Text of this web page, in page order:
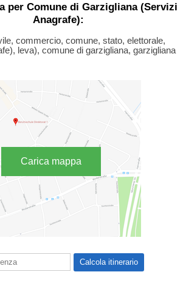
per Comune di Garzigliana (Servizi
Anagrafe):
commercio, comune, stato, elettorale,
leva), comune di garzigliana, garzigliana
Carica mappa